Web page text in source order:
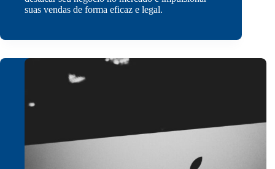
suas vendas de forma eficaz e legal.